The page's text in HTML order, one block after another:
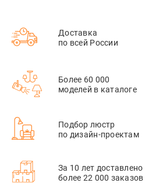
Доставка
по всей России
Более 60 000
моделей в каталоге
Подбор люстр
по дизайн-проектам
За 10 лет доставлено
более 22 000 заказов